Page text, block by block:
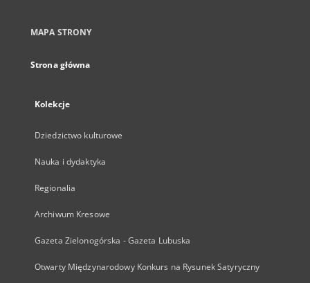
MAPA STRONY
Strona główna
Kolekcje
Dziedzictwo kulturowe
Nauka i dydaktyka
Regionalia
Archiwum Kresowe
Gazeta Zielonogórska - Gazeta Lubuska
Otwarty Międzynarodowy Konkurs na Rysunek Satyryczny